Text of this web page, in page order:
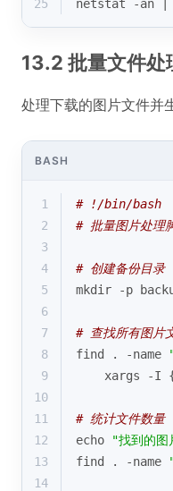
25 netstat -an |
13.2 批量文件处
处理下载的图片文件并
BASH
1
# !/bin/bash
2
# 批量图片处理
3
4
# 创建备份目录
5
mkdir -p
6
7
# 查找所有图片
8
find . -name
9
xargs -I
10
11
# 统计文件数量
12
echo
"找到的
13
find . -name
14